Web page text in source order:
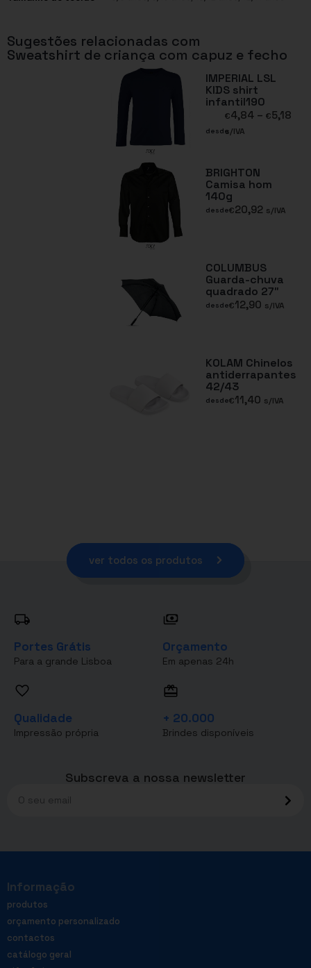
Sugestões relacionadas com
Sweatshirt de criança com capuz e fecho
IMPERIAL LSL
KIDS shirt
infantil190
desde
€4,84 – €5,18
s/IVA
BRIGHTON
Camisa hom
140g
desde€20,92 s/IVA
COLUMBUS
Guarda-chuva
quadrado 27″
desde€12,90 s/IVA
KOLAM Chinelos
antiderrapantes
42/43
desde€11,40 s/IVA
ver todos os produtos
Portes Grátis
Para a grande Lisboa
Orçamento
Em apenas 24h
Qualidade
Impressão própria
+ 20.000
Brindes disponíveis
Subscreva a nossa newsletter
Informação
produtos
orçamento personalizado
contactos
catálogo geral